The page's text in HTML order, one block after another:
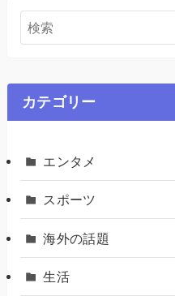
カテゴリー
エンタメ
スポーツ
海外の話題
生活